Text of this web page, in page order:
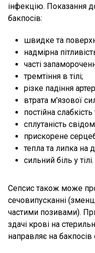
інфекцію. Показання
бакпосів:
швидке та
надмірна
часті
тремтіння в тілі;
різке падіння
втрата м'язової
постійна
сплутаність
прискорене
тепла та липка на
сильний біль у тілі.
Сепсис також може
сечовипусканні
частими позивами).
здачі крові на
направляє на бакпосів